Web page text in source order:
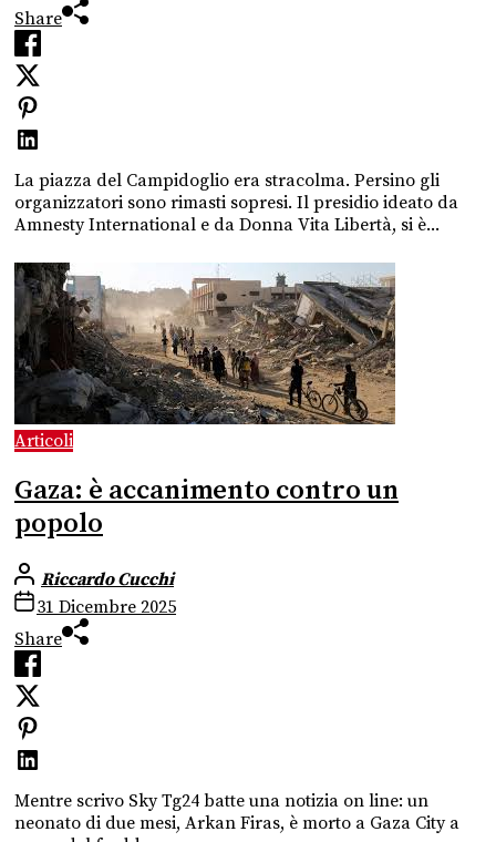
Share
La piazza del Campidoglio era stracolma. Persino gli
organizzatori sono rimasti sopresi. Il presidio ideato da
Amnesty International e da Donna Vita Libertà, si è...
Articoli
Gaza: è accanimento contro un
popolo
Riccardo Cucchi
31 Dicembre 2025
Share
Mentre scrivo Sky Tg24 batte una notizia on line: un
neonato di due mesi, Arkan Firas, è morto a Gaza City a